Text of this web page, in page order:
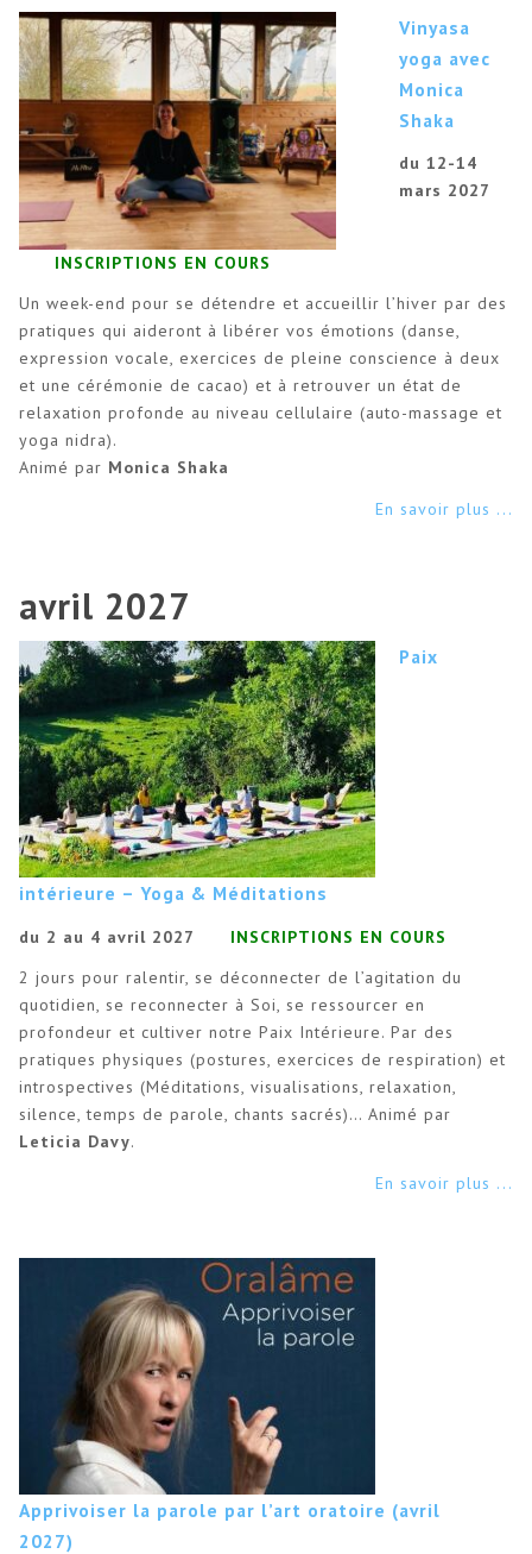
Vinyasa
yoga avec
Monica
Shaka
du 12-14
mars 2027
INSCRIPTIONS EN COURS
Un week-end pour se détendre et accueillir l’hiver par des
pratiques qui aideront à libérer vos émotions (danse,
expression vocale, exercices de pleine conscience à deux
et une cérémonie de cacao) et à retrouver un état de
relaxation profonde au niveau cellulaire (auto-massage et
yoga nidra).
Animé par Monica Shaka
En savoir plus ...
avril 2027
Paix
intérieure – Yoga & Méditations
du 2 au 4 avril 2027
INSCRIPTIONS EN COURS
2 jours pour ralentir, se déconnecter de l’agitation du
quotidien, se reconnecter à Soi, se ressourcer en
profondeur et cultiver notre Paix Intérieure. Par des
pratiques physiques (postures, exercices de respiration) et
introspectives (Méditations, visualisations, relaxation,
silence, temps de parole, chants sacrés)… Animé par
Leticia Davy.
En savoir plus ...
Apprivoiser la parole par l’art oratoire (avril
2027)